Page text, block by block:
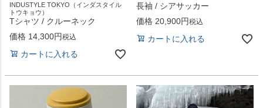
INDUSTYLE TOKYO（インダスタイル
トウキョウ）
Tシャツ / クルーネック
価格 14,300 税込
カートに入れる
長袖 / シアサッカー
価格 20,900 税込
カートに入れる